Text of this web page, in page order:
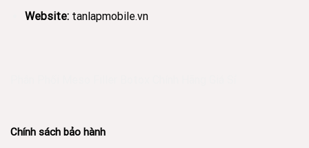
Website: tanlapmobile.vn
Chính sách bảo hành